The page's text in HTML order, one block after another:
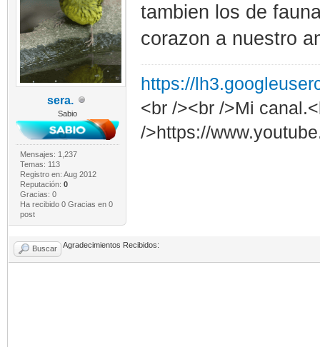
sera.
Sabio
Mensajes: 1,237
Temas: 113
Registro en: Aug 2012
Reputación: 0
Gracias: 0
Ha recibido 0 Gracias en 0
post
tambien los de
corazon a nuestro
https://
<br /><br />Mi
/>https://
Buscar Agradecimientos Recibidos: